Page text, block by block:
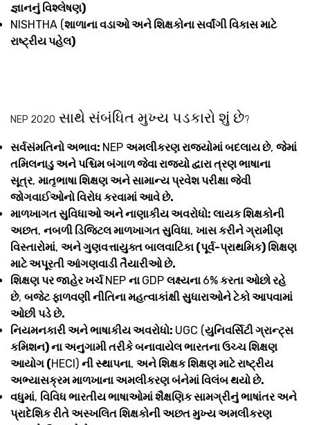
જ્ઞાનનું વિશ્લેષણ)
NISHTHA (શાળાના વડાઓ અને શિક્ષકોના સર્વાંગી વિકાસ માટે
રાષ્ટ્રીય પહેલ)
NEP 2020 સાથે સંબંધિત મુખ્ય પડકારો શું છે?
સર્વસંમતિનો અભાવ: NEP અમલીકરણ રાજ્યોમાં બદલાય છે, જેમાં
તમિલનાડુ અને પશ્ચિમ બંગાળ જેવા રાજ્યો દ્વારા ત્રણ ભાષાના
સૂત્ર, માતૃભાષા શિક્ષણ અને સામાન્ય પ્રવેશ પરીક્ષા જેવી
જોગવાઈઓનો વિરોધ કરવામાં આવે છે.
માળખાગત સુવિધાઓ અને નાણાકીય અવરોધો: લાયક શિક્ષકોની
અછત, નબળી ડિજિટલ માળખાગત સુવિધા, ખાસ કરીને ગ્રામીણ
વિસ્તારોમાં, અને ગુણવત્તાયુક્ત બાલવાટિકા (પૂર્વ-પ્રાથમિક) શિક્ષણ
માટે અપૂરતી આંગણવાડી તૈયારીઓ છે.
શિક્ષણ પર જાહેર ખર્ચNEP ના GDP લક્ષ્યના 6%કરતા ઓછો રહે
છે, બજેટ ફાળવણી નીતિના મહત્વાકાંક્ષી સુધારાઓને ટેકો આપવામાં
ઓછી પડે છે.
નિયમનકારી અને ભાષાકીય અવરોધો: UGC (યુનિવર્સિટી ગ્રાન્ટ્સ
કમિશન) ના અનુગામી તરીકે બનાવાયેલ ભારતના ઉચ્ચ શિક્ષણ
આયોગ (HECI) ની સ્થાપના, અને શિક્ષક શિક્ષણ માટે રાષ્ટ્રીય
અભ્યાસક્રમ માળખાના અમલીકરણ બંનેમાં વિલંબ થયો છે.
વધુમાં, વિવિધ ભારતીય ભાષાઓમાં શૈક્ષણિક સામગ્રીનું ભાષાંતર અને
પ્રાદેશિક રીતે અસ્ખલિત શિક્ષકોની અછત મુખ્ય અમલીકરણ